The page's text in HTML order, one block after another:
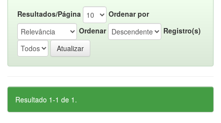
Resultados/Página
Ordenar por
Ordenar
Registro(s)
Resultado 1-1 de 1.